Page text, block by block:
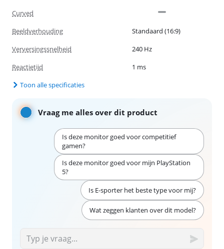
Curved
Beeldverhouding
Standaard (16:9)
Verversingssnelheid
240 Hz
Reactietijd
1 ms
Toon alle specificaties
Vraag me alles over dit product
Is deze monitor goed voor competitief
gamen?
Is deze monitor goed voor mijn PlayStation
5?
Is E-sporter het beste type voor mij?
Wat zeggen klanten over dit model?